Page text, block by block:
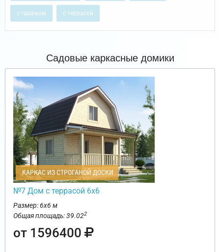
с гаражом с террасой
Садовые каркасные домики
КАРКАС ИЗ СТРОГАНОЙ ДОСКИ
№7 Дом с террасой 6х6
Размер: 6х6 м
Общая площадь: 39.022
от 1596400